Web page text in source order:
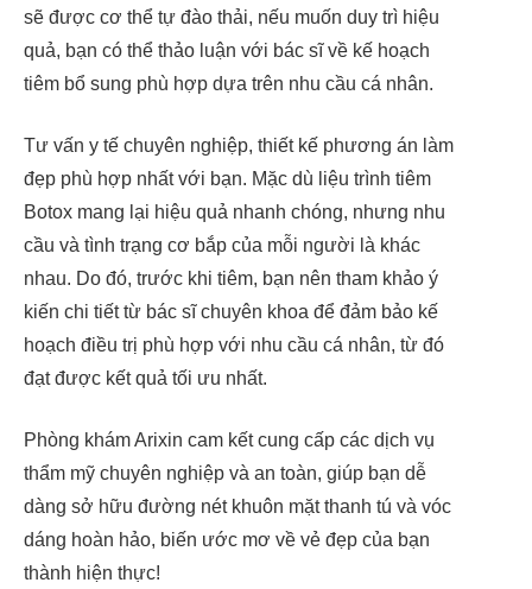
sẽ được cơ thể tự đào thải, nếu muốn duy trì hiệu
quả, bạn có thể thảo luận với bác sĩ về kế hoạch
tiêm bổ sung phù hợp dựa trên nhu cầu cá nhân.
Tư vấn y tế chuyên nghiệp, thiết kế phương án làm
đẹp phù hợp nhất với bạn. Mặc dù liệu trình tiêm
Botox mang lại hiệu quả nhanh chóng, nhưng nhu
cầu và tình trạng cơ bắp của mỗi người là khác
nhau. Do đó, trước khi tiêm, bạn nên tham khảo ý
kiến chi tiết từ bác sĩ chuyên khoa để đảm bảo kế
hoạch điều trị phù hợp với nhu cầu cá nhân, từ đó
đạt được kết quả tối ưu nhất.
Phòng khám Arixin cam kết cung cấp các dịch vụ
thẩm mỹ chuyên nghiệp và an toàn, giúp bạn dễ
dàng sở hữu đường nét khuôn mặt thanh tú và vóc
dáng hoàn hảo, biến ước mơ về vẻ đẹp của bạn
thành hiện thực!